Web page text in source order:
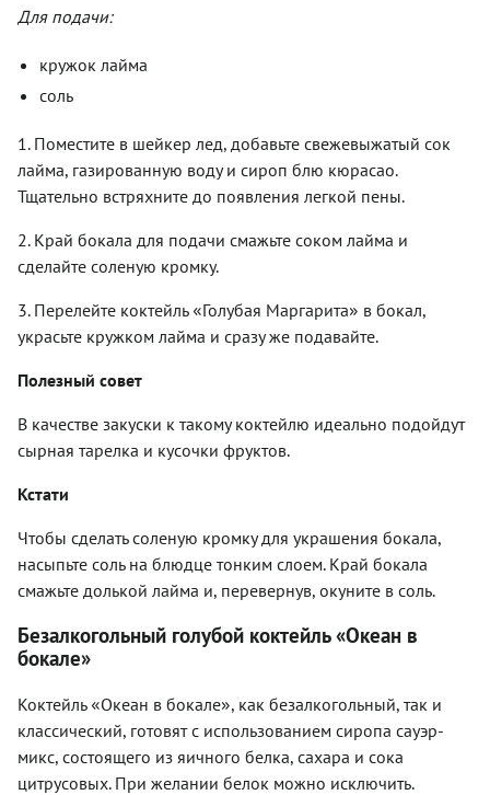
Для подачи:
кружок лайма
соль
1. Поместите в шейкер лед, добавьте свежевыжатый сок
лайма, газированную воду и сироп блю кюрасао.
Тщательно встряхните до появления легкой пены.
2. Край бокала для подачи смажьте соком лайма и
сделайте соленую кромку.
3. Перелейте коктейль«Голубая Маргарита» в бокал,
украсьте кружком лайма и сразу же подавайте.
Полезный совет
В качестве закуски к такому коктейлю идеально подойдут
сырная тарелка и кусочки фруктов.
Кстати
Чтобы сделать соленую кромку для украшения бокала,
насыпьте соль на блюдце тонким слоем. Край бокала
смажьте долькой лайма и, перевернув, окуните в соль.
Безалкогольный голубой коктейль «Океан в
бокале»
Коктейль«Океан в бокале», как безалкогольный, так и
классический, готовят с использованием сиропа сауэр-
микс, состоящего из яичного белка, сахара и сока
цитрусовых. При желании белок можно исключить.